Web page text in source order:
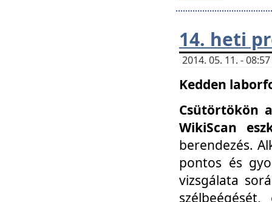
14. heti
2014. 05. 11. -
Kedden
Csütörtökön
WikiScan
berendezés.
pontos és
vizsgálata